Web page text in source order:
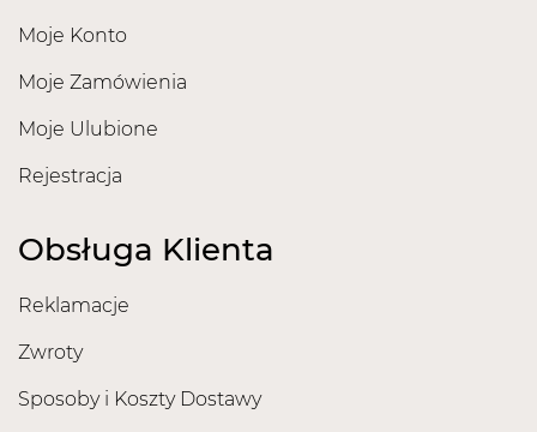
Moje Konto
Moje Zamówienia
Moje Ulubione
Rejestracja
Obsługa Klienta
Reklamacje
Zwroty
Sposoby i Koszty Dostawy